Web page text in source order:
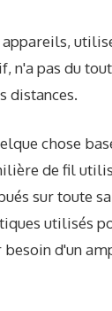
n'a pas du
distances.
chose
de fil
sur toute
utilisés
d'un